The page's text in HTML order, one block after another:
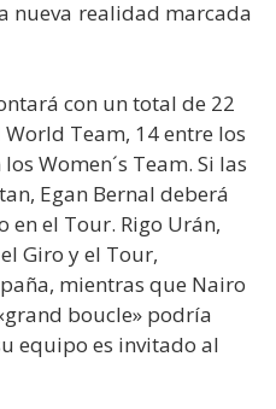
nueva realidad marcada
con un total de 22
Team, 14 entre los
Women´s Team. Si las
Egan Bernal deberá
el Tour. Rigo Urán,
Giro y el Tour,
mientras que Nairo
boucle» podría
equipo es invitado al